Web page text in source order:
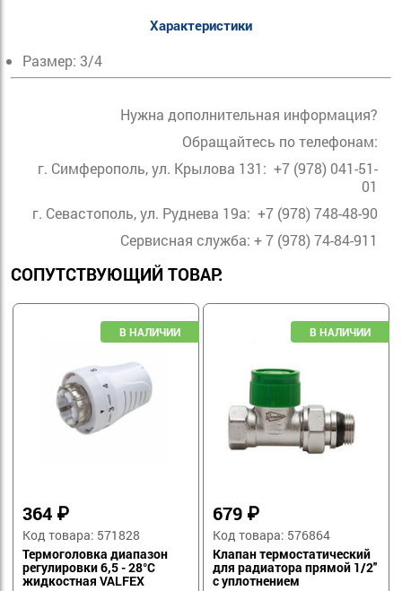
Характеристики
Размер: 3/4
Нужна дополнительная информация?
Обращайтесь по телефонам:
г. Симферополь, ул. Крылова 131: +7 (978) 041-51-
01
г. Севастополь, ул. Руднева 19а: +7 (978) 748-48-90
Сервисная служба: + 7 (978) 74-84-911
СОПУТСТВУЮЩИЙ ТОВАР:
364 ₽
Код товара: 571828
Термоголовка диапазон
регулировки 6,5 - 28°C
жидкостная VALFEX
679 ₽
Код товара: 576864
Клапан термостатический
для радиатора прямой 1/2''
с уплотнением